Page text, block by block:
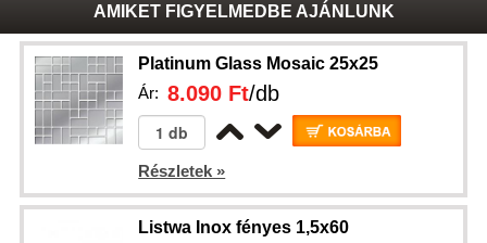
AMIKET FIGYELMEDBE AJÁNLUNK
Platinum Glass Mosaic 25x25
Ár:8.090 Ft/db
Részletek »
Listwa Inox fényes 1,5x60